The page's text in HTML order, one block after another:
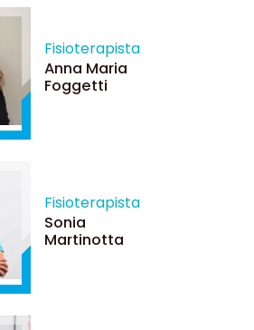
Fisioterapista
Anna Maria
Foggetti
Fisioterapista
Sonia
Martinotta